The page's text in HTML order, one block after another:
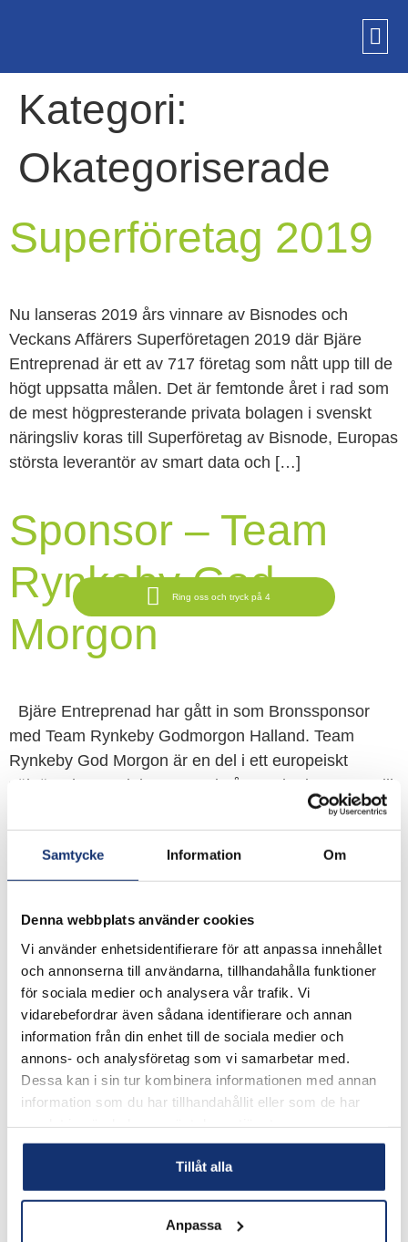
Samtycke Information Om
Denna webbplats använder cookies
Vi använder enhetsidentifierare för att anpassa innehållet
och annonserna till användarna, tillhandahålla funktioner
för sociala medier och analysera vår trafik. Vi
vidarebefordrar även sådana identifierare och annan
information från din enhet till de sociala medier och
annons- och analysföretag som vi samarbetar med.
Dessa kan i sin tur kombinera informationen med annan
information som du har tillhandahållit eller som de har
Tillåt alla
Anpassa
Ring oss och tryck på 4
Kategori:
Okategoriserade
Superföretag 2019
Nu lanseras 2019 års vinnare av Bisnodes och
Veckans Affärers Superföretagen 2019 där Bjäre
Entreprenad är ett av 717 företag som nått upp till de
högt uppsatta målen. Det är femtonde året i rad som
de mest högpresterande privata bolagen i svenskt
näringsliv koras till Superföretag av Bisnode, Europas
största leverantör av smart data och […]
Sponsor – Team
Rynkeby God
Morgon
Bjäre Entreprenad har gått in som Bronssponsor
med Team Rynkeby Godmorgon Halland. Team
Rynkeby God Morgon är en del i ett europeiskt
välgörenhetsprojekt som varje år samlar in pengar till
barn med cancer och deras familjer. Deltagarna är
organiserade i olika lag som gemensamt cyklar ner till
Paris. 2 100 cyklister från sju länder […]
Ni vet väl att vi
även finns på
Facebook?
Ni hittar oss på
https://www.facebook.com/bjareentreprenad/ Gå
gärna in och följ oss där!
Trevlig sommar!